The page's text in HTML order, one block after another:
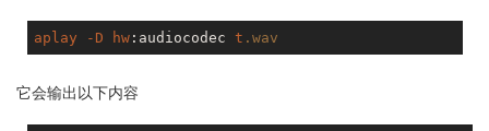
aplay -D hw :audiocodec t .wav
它会输出以下内容